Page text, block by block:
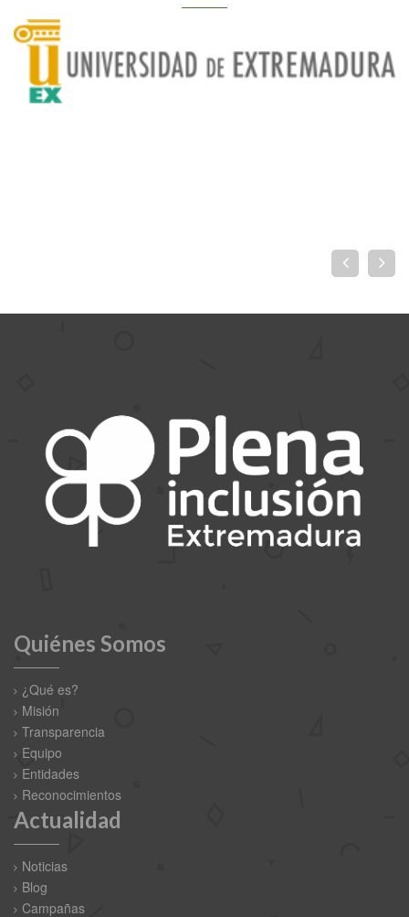
Quiénes Somos
¿Qué es?
Misión
Transparencia
Equipo
Entidades
Reconocimientos
Actualidad
Noticias
Blog
Campañas